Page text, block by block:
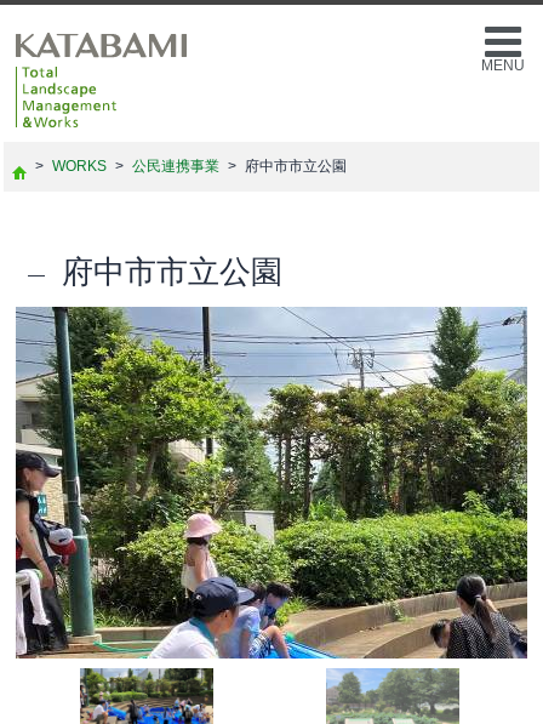
MENU
> WORKS > 公民連携事業 > 府中市市立公園
府中市市立公園